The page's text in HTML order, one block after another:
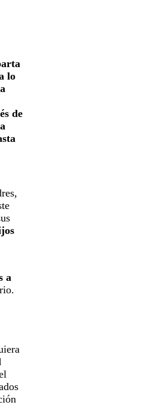
lo
de
a